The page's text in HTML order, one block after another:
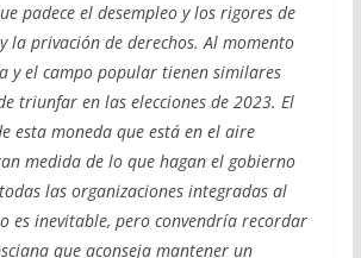
padece el desempleo y los rigores de
la privación de derechos. Al momento
y el campo popular tienen similares
triunfar en las elecciones de 2023. El
esta moneda que está en el aire
medida de lo que hagan el gobierno
las organizaciones integradas al
es inevitable, pero convendría recordar
que aconseja mantener un